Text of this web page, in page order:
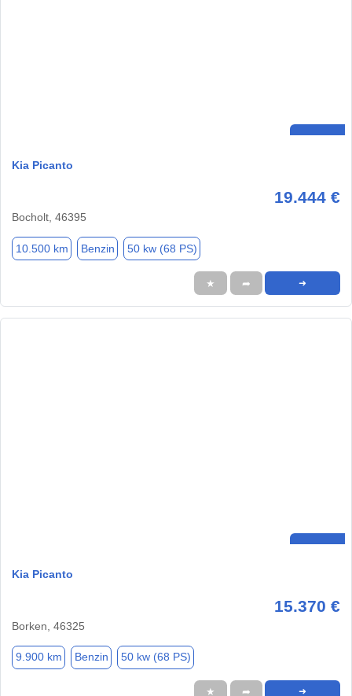
Kia Picanto
19.444 €
Bocholt, 46395
10.500 km Benzin 50 kw (68 PS)
★ ➦ ➜
Kia Picanto
15.370 €
Borken, 46325
9.900 km Benzin 50 kw (68 PS)
★ ➦ ➜